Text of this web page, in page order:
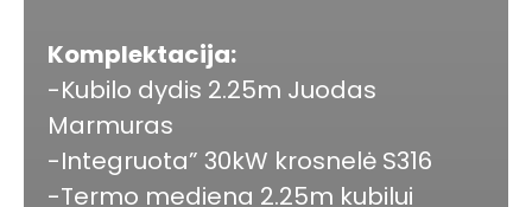
Komplektacija:
-Kubilo dydis 2.25m Juodas
Marmuras
-Integruota” 30kW krosnelė S316
-Termo mediena 2.25m kubilui